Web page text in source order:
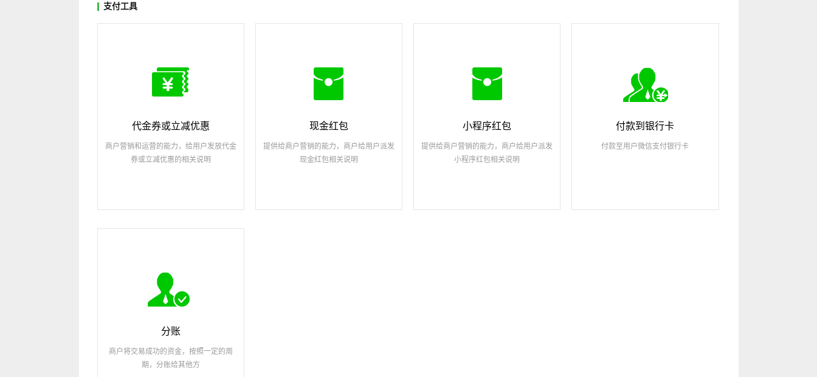
支付工具
代金券或立减优惠
商户营销和运营的能力，给用户发放代金
券或立减优惠的相关说明
现金红包
提供给商户营销的能力，商户给用户派发
现金红包相关说明
小程序红包
提供给商户营销的能力，商户给用户派发
小程序红包相关说明
付款到银行卡
付款至用户微信支付银行卡
分账
商户将交易成功的资金，按照一定的周
期，分账给其他方